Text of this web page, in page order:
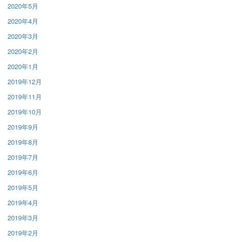
2020年5月
2020年4月
2020年3月
2020年2月
2020年1月
2019年12月
2019年11月
2019年10月
2019年9月
2019年8月
2019年7月
2019年6月
2019年5月
2019年4月
2019年3月
2019年2月